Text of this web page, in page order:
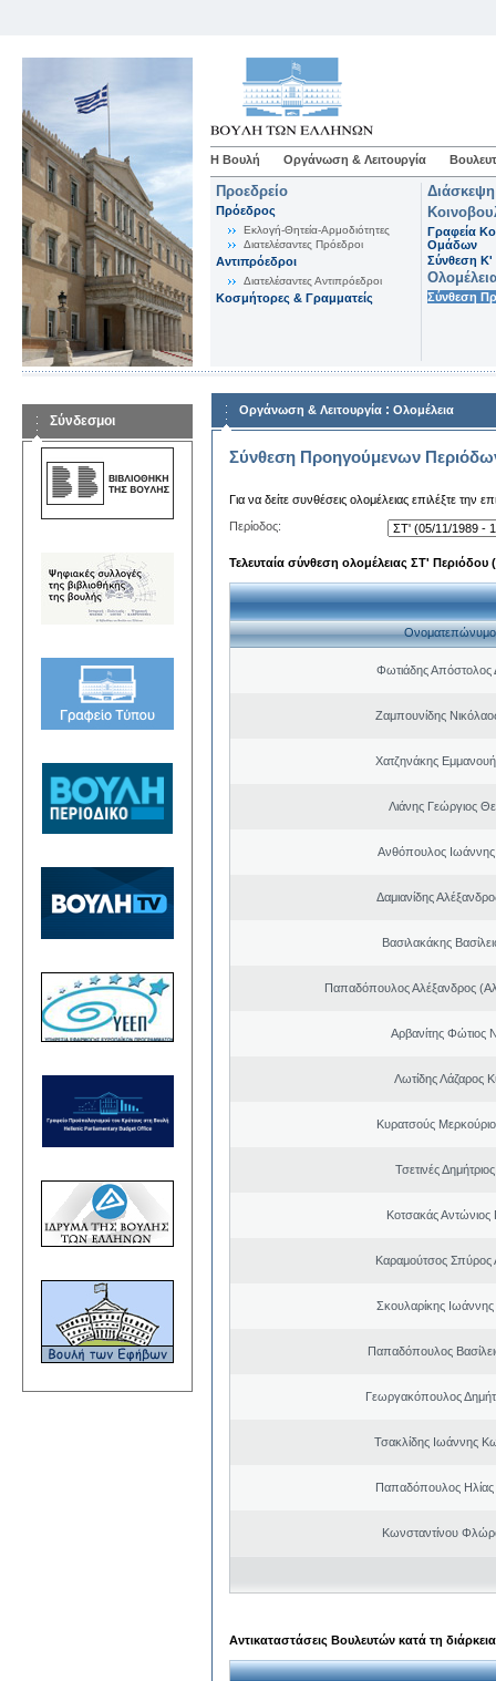
Η Βουλή Οργάνωση & Λειτουργία
Προεδρείο
Πρόεδρος
Εκλογή-Θητεία-Αρμοδιότητες
Διατελέσαντες Πρόεδροι
Αντιπρόεδροι
Διατελέσαντες Αντιπρόεδροι
Κοσμήτορες & Γραμματείς
Γραφεία
Ομάδων
Σύνθεση K'
Σύνθεση
Σύνδεσμοι
Οργάνωση & Λειτουργία : Ολομέλεια
Σύνθεση Προηγούμενων
Για να δείτε συνθέσεις ολομέλειας επιλέξτε την
Περίοδος:
Τελευταία σύνθεση ολομέλειας ΣΤ' Περιόδου
Ονοματεπώνυμο
Φωτιάδης Απόστολος
Ζαμπουνίδης
Χατζηνάκης
Λιάνης Γεώργιος
Ανθόπουλος Ιωάννης
Δαμιανίδης
Βασιλακάκης
Παπαδόπουλος Αλέξανδρος
Αρβανίτης Φώτιος
Λωτίδης Λάζαρος
Κυρατσούς
Τσετινές
Κοτσακάς Αντώνιος
Καραμούτσος Σπύρος
Σκουλαρίκης
Παπαδόπουλος
Γεωργακόπουλος
Τσακλίδης Ιωάννης
Παπαδόπουλος Ηλίας
Κωνσταντίνου
Αντικαταστάσεις Βουλευτών κατά τη